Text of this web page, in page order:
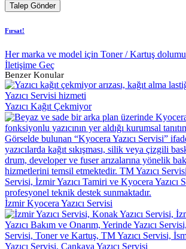
Talep Gönder
Fırsat!
Her marka ve model için Toner / Kartuş dolumu
İletişime Geç
Benzer Konular
Yazıcı Kağıt Çekmiyor
İzmir Kyocera Yazıcı Servisi